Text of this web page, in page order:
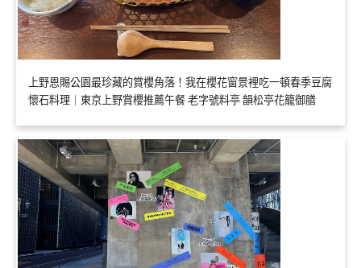
上野恩賜公園最珍藏的賞櫻角落！我在櫻花窗景裡吃一頓春季豆腐
懷石料理｜東京上野賞櫻推薦午餐 老字號料亭 韻松亭花籠御膳